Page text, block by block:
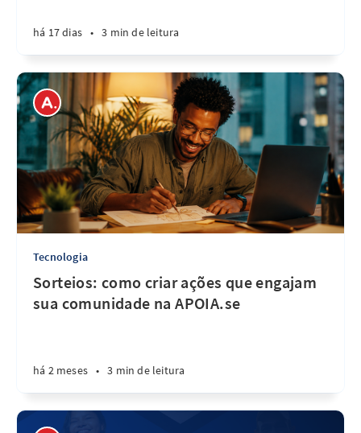
há 17 dias • 3 min de leitura
Tecnologia
Sorteios: como criar ações que engajam
sua comunidade na APOIA.se
há 2 meses • 3 min de leitura